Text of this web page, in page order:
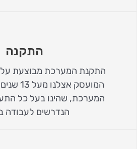
התקנה
התקנת המערכת מבוצעת על
המועסק
המערכת, שהינו בעל כל
הנדרשים לעבודה